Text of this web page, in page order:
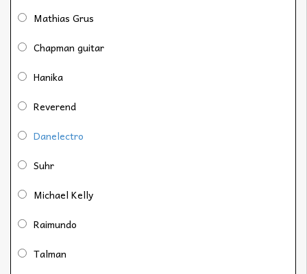
Mathias Grus
Chapman guitar
Hanika
Reverend
Danelectro
Suhr
Michael Kelly
Raimundo
Talman